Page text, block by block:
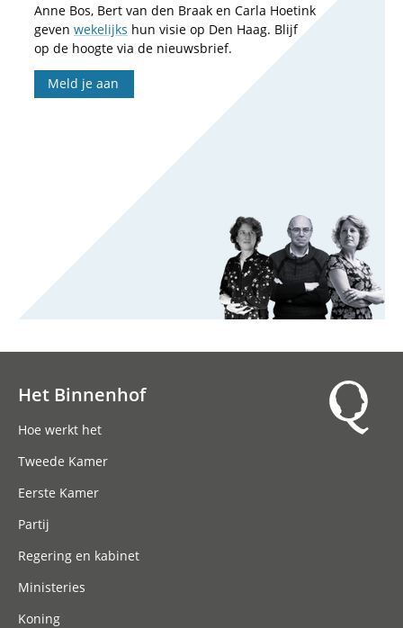
Anne Bos, Bert van den Braak en Carla Hoetink
geven wekelijks hun visie op Den Haag. Blijf
op de hoogte via de nieuwsbrief.
Meld je aan
Het Binnenhof
Hoe werkt het
Tweede Kamer
Eerste Kamer
Partij
Regering en kabinet
Ministeries
Koning